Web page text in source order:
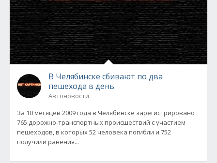
В Челябинске сбивают по два
пешехода в день
Автоновости
За 10 месяцев 2009 года в Челябинске зарегистрировано
765 дорожно-транспортных происшествий с участием
пешеходов, в которых 52 человека погибли и 752
получили ранения...